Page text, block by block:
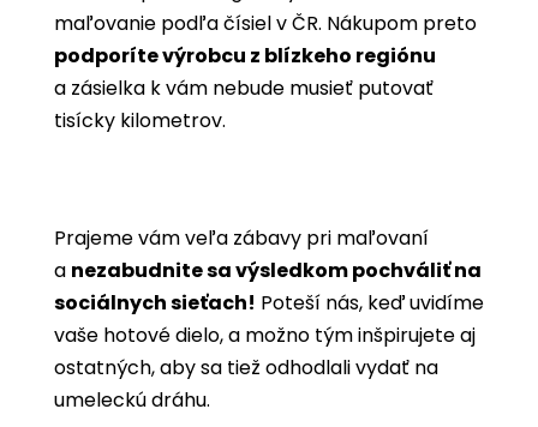
maľovanie podľa čísiel v ČR. Nákupom preto
podporíte výrobcu z blízkeho regiónu
a zásielka k vám nebude musieť putovať
tisícky kilometrov.
Prajeme vám veľa zábavy pri maľovaní
a nezabudnite sa výsledkom pochváliť na
sociálnych sieťach! Poteší nás, keď uvidíme
vaše hotové dielo, a možno tým inšpirujete aj
ostatných, aby sa tiež odhodlali vydať na
umeleckú dráhu.